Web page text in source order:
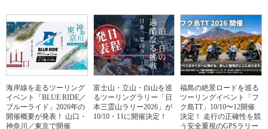
海岸線を走るツーリング
イベント「BLUE RIDE／
ブルーライド」2026年の
開催概要が発表！ 山口・
神奈川／東京で開催
富士山・立山・白山を巡
るツーリングラリー「日
本三霊山ラリー2026」が
10/10・11に開催決定！
福島の絶景ロードを巡る
ツーリングイベント「フ
ク島TT」10/10〜12開催
決定！ 走行の正確性を競
う安全重視のGPSラリー